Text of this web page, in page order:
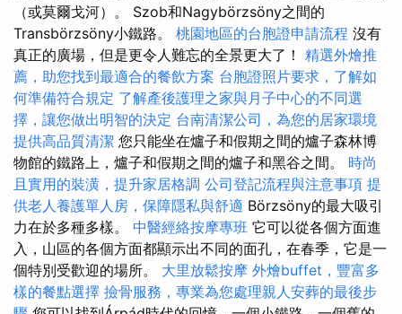
（或莫爾戈河）。 Szob和Nagybörzsöny之間的
Transbörzsöny小鐵路。 桃園地區的台胞證申請流程 沒有
真正的廣場，但是更令人難忘的全景更大了！ 精選外燴推
薦，助您找到最適合的餐飲方案 台胞證照片要求，了解如
何準備符合規定 了解產後護理之家與月子中心的不同選
擇，讓您做出明智的決定 台南清潔公司，為您的居家環境
提供高品質清潔 您只能坐在爐子和假期之間的爐子森林博
物館的鐵路上，爐子和假期之間的爐子和黑谷之間。 時尚
且實用的裝潢，提升家居格調 公司登記流程與注意事項 提
供老人養護單人房，保障隱私與舒適 Börzsöny的最大吸引
力在於多種多樣。 中醫經絡按摩專班 它可以從各個方面進
入，山區的各個方面都顯示出不同的面孔，在春季，它是一
個特別受歡迎的場所。 大里放鬆按摩 外燴buffet，豐富多
樣的餐點選擇 撿骨服務，專業為您處理親人安葬的最後步